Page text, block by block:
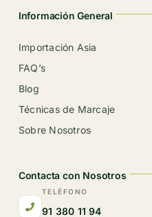
Información General
Importación Asia
FAQ’s
Blog
Técnicas de Marcaje
Sobre Nosotros
Contacta con Nosotros
TELÉFONO
91 380 11 94